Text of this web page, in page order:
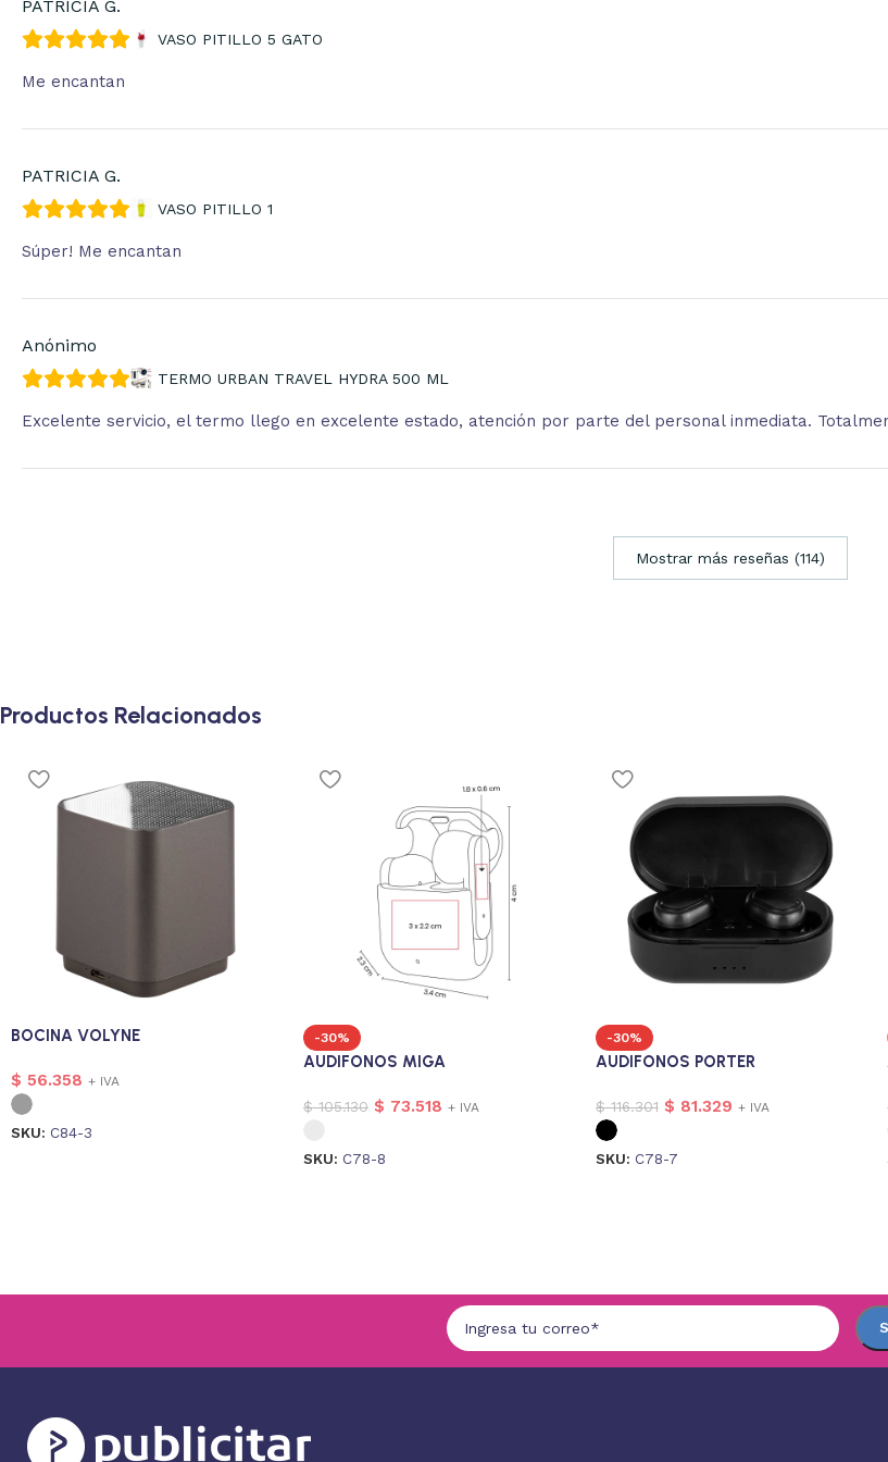
PATRICIA G.
VASO PITILLO 5 GATO
Me encantan
PATRICIA G.
VASO PITILLO 1
Súper! Me encantan
Anónimo
TERMO URBAN TRAVEL HYDRA 500 ML
Excelente servicio, el termo llego en excelente estado, atención por parte del personal inmediata.
Mostrar más reseñas (114)
Productos Relacionados
BOCINA VOLYNE
$ 56.358 + IVA
SKU: C84-3
-30%
AUDIFONOS MIGA
$105.130 $ 73.518 + IVA
SKU: C78-8
-30%
AUDIFONOS PORTER
$116.301 $ 81.329 + IVA
SKU: C78-7